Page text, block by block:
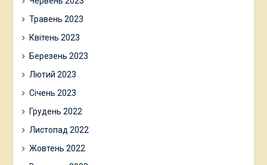
Травень 2023
Квітень 2023
Березень 2023
Лютий 2023
Січень 2023
Грудень 2022
Листопад 2022
Жовтень 2022